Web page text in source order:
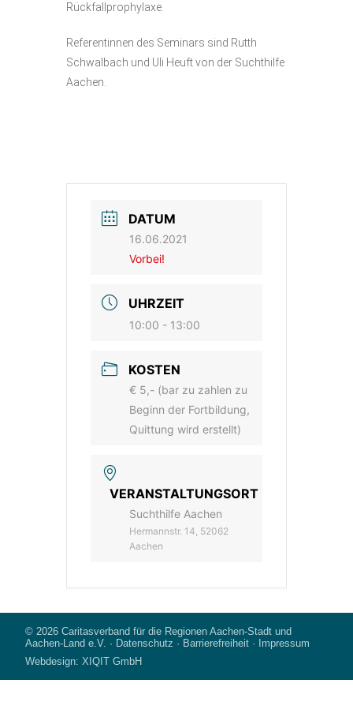
Rückfallprophylaxe.
Referentinnen des Seminars sind Rutth
Schwalbach und Uli Heuft von der Suchthilfe
Aachen.
DATUM
16.06.2021
Vorbei!
UHRZEIT
10:00 - 13:00
KOSTEN
€ 5,- (bar zu zahlen zu
Beginn der Fortbildung,
Quittung wird erstellt)
VERANSTALTUNGSORT
Suchthilfe Aachen
Hermannstr. 14, 52062
Aachen
© 2026 Caritasverband für die Regionen Aachen-Stadt und
Aachen-Land e.V. · Datenschutz · Barrierefreiheit ·
Impressum
Webdesign: XIQIT GmbH